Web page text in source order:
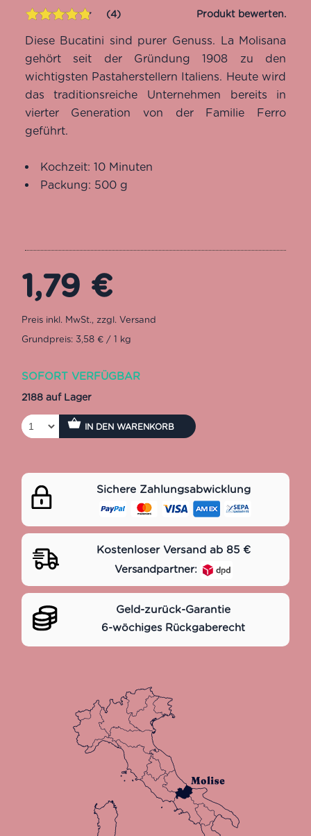
mit4.75von
5,
basierend
auf
Kundenbewertungen
4
Diese Bucatini sind purer Genuss. La Molisana
gehört seit der Gründung 1908 zu den
wichtigsten Pastaherstellern Italiens. Heute wird
das traditionsreiche Unternehmen bereits in
vierter Generation von der Familie Ferro
geführt.
Kochzeit: 10 Minuten
Packung: 500 g
1,79 €
Grundpreis: 3,58 € / 1 kg
SOFORT VERFÜGBAR
2188 auf Lager
IN DEN WARENKORB
Sichere Zahlungsabwicklung
Kostenloser Versand ab 85 €
Versandpartner:
Geld-zurück-Garantie
6-wöchiges Rückgaberecht